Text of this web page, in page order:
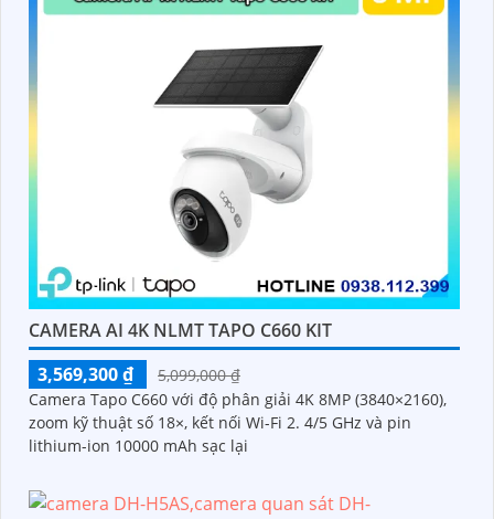
CAMERA AI 4K NLMT TAPO C660 KIT
3,569,300 ₫
5,099,000 ₫
Camera Tapo C660 với độ phân giải 4K 8MP (3840×2160),
zoom kỹ thuật số 18×, kết nối Wi-Fi 2. 4/5 GHz và pin
lithium-ion 10000 mAh sạc lại